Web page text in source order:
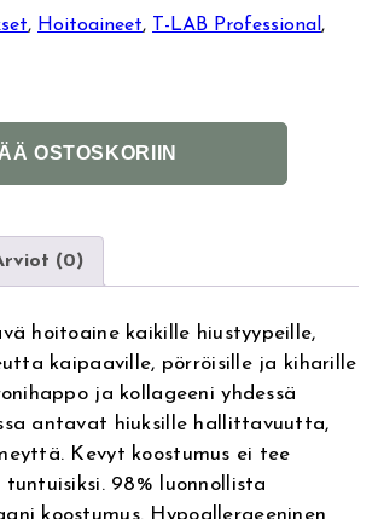
, Hoitoaineet, T-LAB Professional
OSTOSKORIIN
n
t
i
v
e
:
(0)
hoitoaine kaikille hiustyypeille,
kaipaaville, pörröisille ja kiharille
ja kollageeni yhdessä
antavat hiuksille hallittavuutta,
Kevyt koostumus ei tee
tuntuisiksi. 98% luonnollista
koostumus. Hypoallergeeninen